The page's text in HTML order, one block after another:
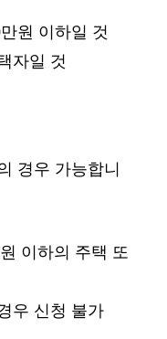
원 이하일 것
자일 것
경우 가능합니
이하의 주택 또
우 신청 불가